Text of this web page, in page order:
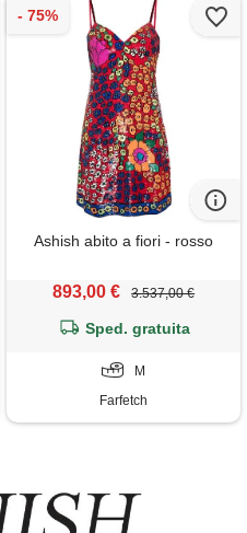
Ashish abito a fiori - rosso
893,00 € 3.537,00 €
Sped. gratuita
M
Farfetch